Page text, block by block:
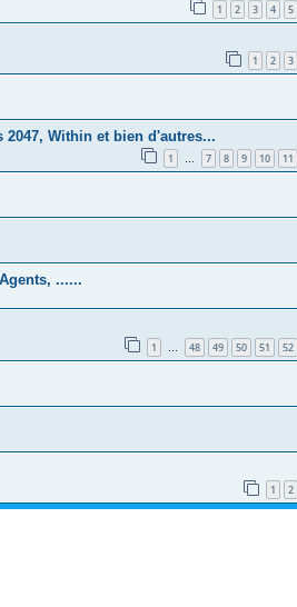
1 2 3 4 5
1 2 3
2047, Within et bien d'autres...
1 … 7 8 9 10 11
......
1 48 49 50 51 52
1 2